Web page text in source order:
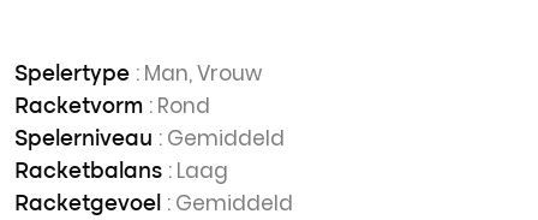
Spelertype : Man, Vrouw
Racketvorm : Rond
Spelerniveau : Gemiddeld
Racketbalans : Laag
Racketgevoel : Gemiddeld